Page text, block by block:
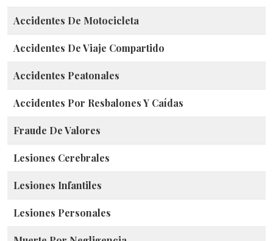
Accidentes De Motocicleta
Accidentes De Viaje Compartido
Accidentes Peatonales
Accidentes Por Resbalones Y Caídas
Fraude De Valores
Lesiones Cerebrales
Lesiones Infantiles
Lesiones Personales